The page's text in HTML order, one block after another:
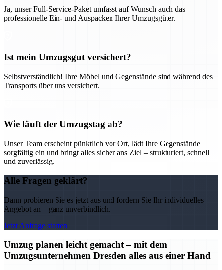
Ja, unser Full-Service-Paket umfasst auf Wunsch auch das
professionelle Ein- und Auspacken Ihrer Umzugsgüter.
Ist mein Umzugsgut versichert?
Selbstverständlich! Ihre Möbel und Gegenstände sind während des
Transports über uns versichert.
Wie läuft der Umzugstag ab?
Unser Team erscheint pünktlich vor Ort, lädt Ihre Gegenstände
sorgfältig ein und bringt alles sicher ans Ziel – strukturiert, schnell
und zuverlässig.
Alle Fragen geklärt?
Dann probieren Sie es jetzt aus und fordern Sie Ihr individuelles
Angebot an – ganz unverbindlich.
Jetzt Anfrage starten
Umzug planen leicht gemacht – mit dem
Umzugsunternehmen Dresden alles aus einer Hand